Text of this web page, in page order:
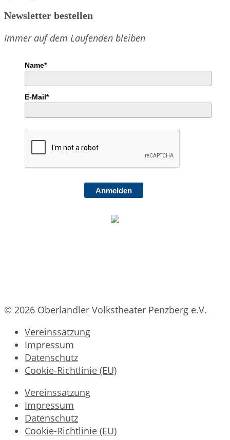
Newsletter bestellen
Immer auf dem Laufenden bleiben
Name*
E-Mail*
Anmelden
© 2026 Oberlandler Volkstheater Penzberg e.V.
Vereinssatzung
Impressum
Datenschutz
Cookie-Richtlinie (EU)
Vereinssatzung
Impressum
Datenschutz
Cookie-Richtlinie (EU)